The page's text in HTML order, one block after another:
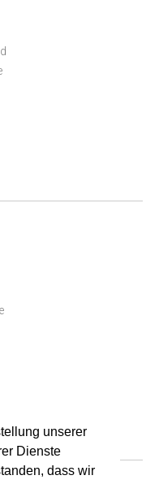
unserer
Dienste
dass wir